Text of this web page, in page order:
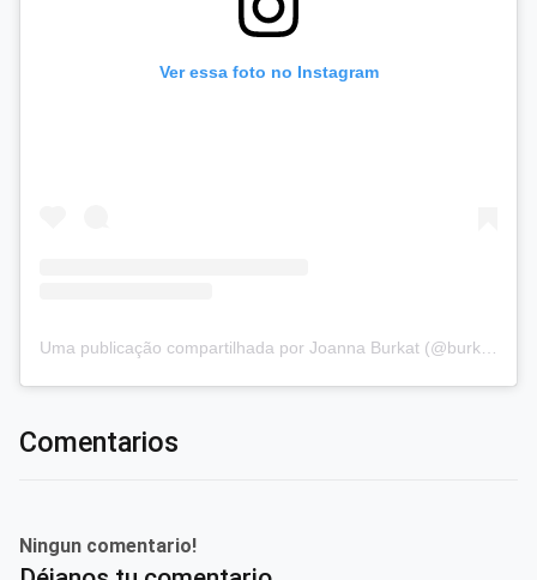
Ver essa foto no Instagram
Comentarios
Ningun comentario!